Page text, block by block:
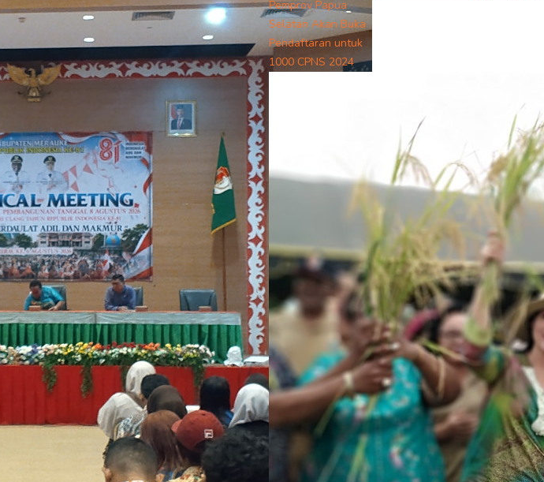
Pemprov Papua
Selatan Akan Buka
Pendaftaran untuk
1000 CPNS 2024